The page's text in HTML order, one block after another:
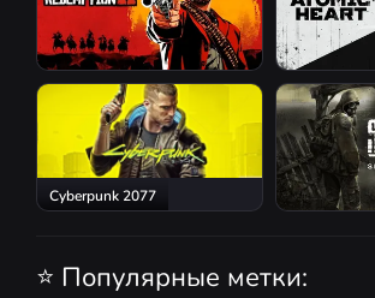
Red Dead Redemption 2 Atomic Heart
Cyberpunk 2077
⭐ Популярные метки: